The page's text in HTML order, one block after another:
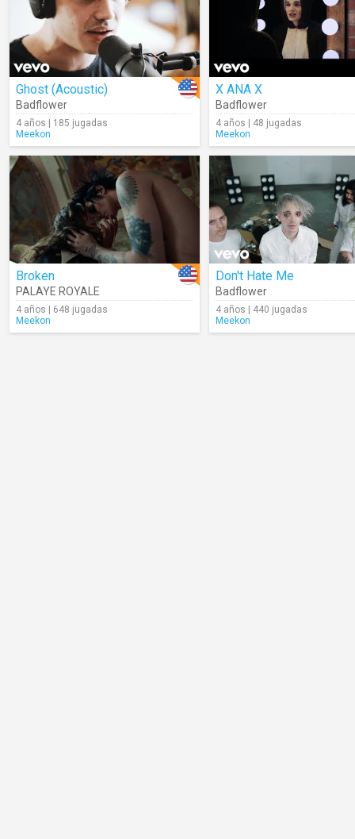
Ghost (Acoustic)
Badflower
4 años | 185 jugadas
Meekon
X ANA X
Badflower
4 años | 48 jugadas
Meekon
Broken
PALAYE ROYALE
4 años | 648 jugadas
Meekon
Don't Hate Me
Badflower
4 años | 440 jugadas
Meekon